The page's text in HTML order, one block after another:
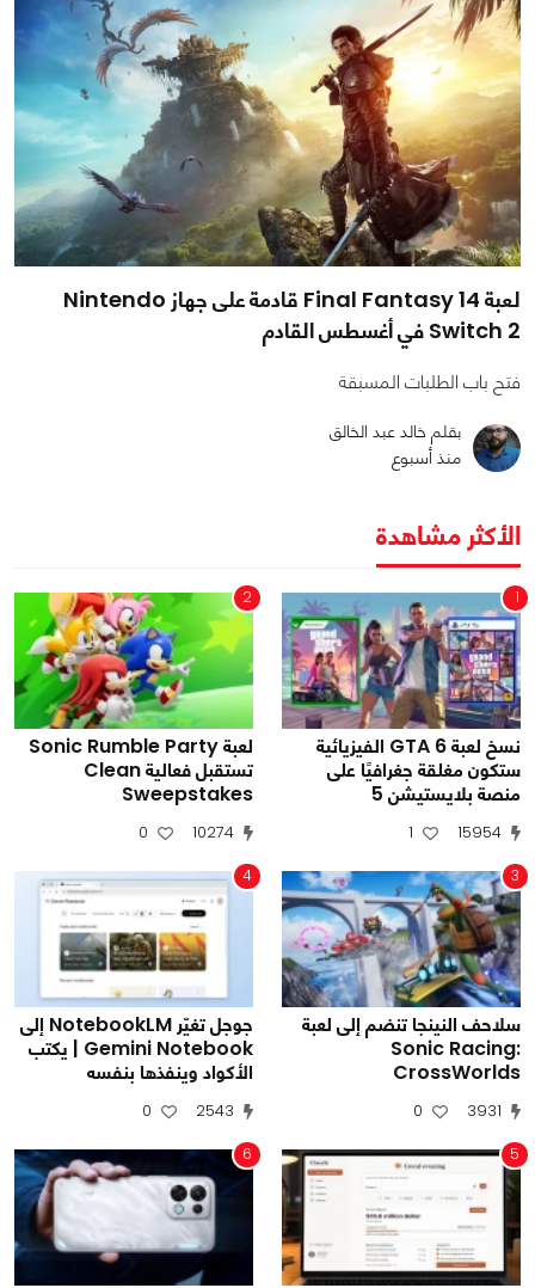
لعبة Final Fantasy 14 قادمة على جهاز Nintendo
Switch 2 في أغسطس القادم
فتح باب الطلبات المسبقة
بقلم خالد عبد الخالق
منذ أسبوع
الأكثر مشاهدة
1
نسخ لعبة GTA 6 الفيزيائية
ستكون مغلقة جغرافيًا على
منصة بلايستيشن 5
15954
1
2
لعبة Sonic Rumble Party
تستقبل فعالية Clean
Sweepstakes
10274
0
3
سلاحف النينجا تنضم إلى لعبة
Sonic Racing:
CrossWorlds
3931
0
4
جوجل تغيّر NotebookLM إلى
Gemini Notebook | يكتب
الأكواد وينفذها بنفسه
2543
0
5
6